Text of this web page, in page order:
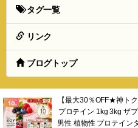
タグ一覧
リンク
ブログトップ
【最大30％OFF★神ト
プロテイン 1kg 3kg ザ
男性 植物性 プロテイン